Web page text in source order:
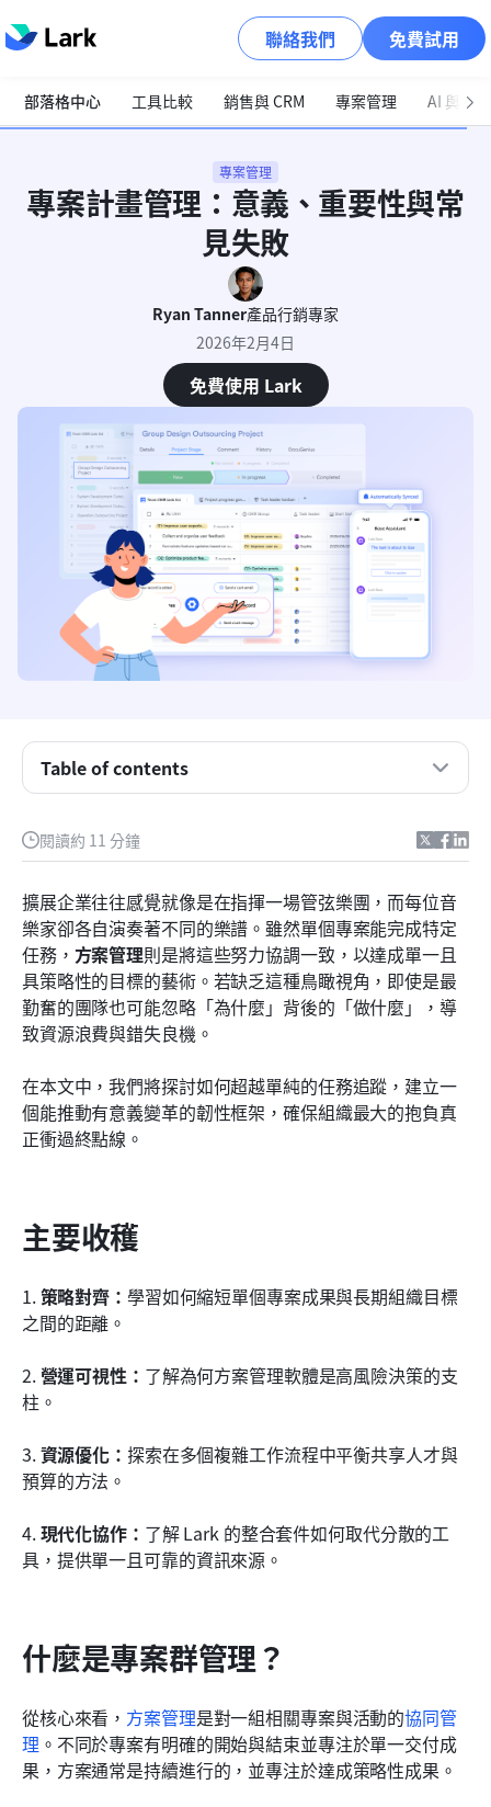
聯絡我們 免費試用
部落格中心 工具比較 銷售與 CRM 專案管理 AI 與自
專案管理
專案計畫管理：意義、重要性與常
見失敗
Ryan Tanner產品行銷專家
2026年2月4日
免費使用 Lark
閱讀約 11 分鐘
擴展企業往往感覺就像是在指揮一場管弦樂團，而每位音
樂家卻各自演奏著不同的樂譜。雖然單個專案能完成特定
任務， 方案管理則是將這些努力協調一致，以達成單一且
具策略性的目標的藝術。若缺乏這種鳥瞰視角，即使是最
勤奮的團隊也可能忽略「為什麼」背後的「做什麼」，導
致資源浪費與錯失良機。
在本文中，我們將探討如何超越單純的任務追蹤，建立一
個能推動有意義變革的韌性框架，確保組織最大的抱負真
正衝過終點線。
主要收穫
1. 策略對齊： 學習如何縮短單個專案成果與長期組織目標
之間的距離。
2. 營運可視性： 了解為何方案管理軟體是高風險決策的支
柱。
3. 資源優化： 探索在多個複雜工作流程中平衡共享人才與
預算的方法。
4. 現代化協作： 了解 Lark 的整合套件如何取代分散的工
具，提供單一且可靠的資訊來源。
什麼是專案群管理？
從核心來看， 方案管理是對一組相關專案與活動的協同管
理 。不同於專案有明確的開始與結束並專注於單一交付成
果，方案通常是持續進行的，並專注於達成策略性成果。
Table of contents
主要收穫
什麼是專案群管理？
方案與專案管理：界線所在
現代組織中專案經理的角色
專案管理軟體及其在可視性中的角色
現代化的選擇：使用 Lark 協調工作、決策與資料
6 個常見的專案管理失敗
結論
常見問題